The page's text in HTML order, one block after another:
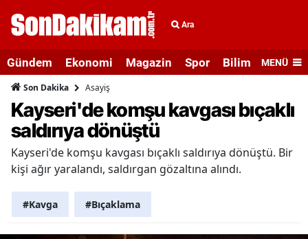
Ara
Gündem Ekonomi Magazin Spor Bilim veMENÜ
Son Dakika Asayiş
Kayseri'de komşu kavgası bıçaklı
saldırıya dönüştü
Kayseri'de komşu kavgası bıçaklı saldırıya dönüştü. Bir
kişi ağır yaralandı, saldırgan gözaltına alındı.
#Kavga #Bıçaklama